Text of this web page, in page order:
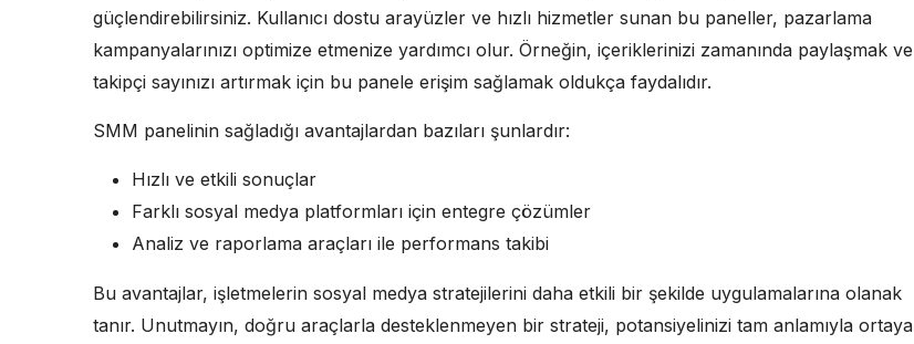
güçlendirebilirsiniz. Kullanıcı dostu arayüzler ve hızlı hizmetler sunan bu paneller, pazarlama
kampanyalarınızı optimize etmenize yardımcı olur. Örneğin, içeriklerinizi zamanında paylaşmak ve
takipçi sayınızı artırmak için bu panele erişim sağlamak oldukça faydalıdır.
SMM panelinin sağladığı avantajlardan bazıları şunlardır:
Hızlı ve etkili sonuçlar
Farklı sosyal medya platformları için entegre çözümler
Analiz ve raporlama araçları ile performans takibi
Bu avantajlar, işletmelerin sosyal medya stratejilerini daha etkili bir şekilde uygulamalarına olanak
tanır. Unutmayın, doğru araçlarla desteklenmeyen bir strateji, potansiyelinizi tam anlamıyla ortaya